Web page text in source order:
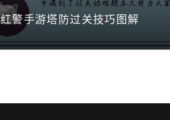
红警手游塔防过关技巧图解